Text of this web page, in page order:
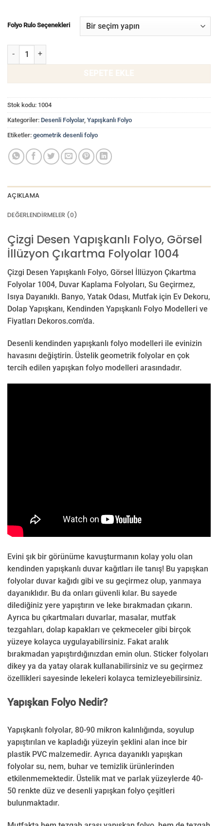
Folyo Rulo Seçenekleri
Çizgi Desen Yapışkanlı Folyo, Görsel İllüzyon Çıkartma Folyolar
Stok kodu: 1004
Kategoriler: Desenli Folyolar, Yapışkanlı Folyo
Etiketler: geometrik desenli folyo
AÇIKLAMA
DEĞERLENDIRMELER (0)
Çizgi Desen Yapışkanlı Folyo, Görsel
İllüzyon Çıkartma Folyolar 1004
Çizgi Desen Yapışkanlı Folyo, Görsel İllüzyon Çıkartma
Folyolar 1004, Duvar Kaplama Folyoları, Su Geçirmez,
Isıya Dayanıklı. Banyo, Yatak Odası, Mutfak için Ev Dekoru,
Dolap Yapışkanı, Kendinden Yapışkanlı Folyo Modelleri ve
Fiyatları Dekoros.com’da.
Desenli kendinden yapışkanlı folyo modelleri ile evinizin
havasını değiştirin. Üstelik geometrik folyolar en çok
tercih edilen yapışkan folyo modelleri arasındadır.
Evini şık bir görünüme kavuşturmanın kolay yolu olan
kendinden yapışkanlı duvar kağıtları ile tanış! Bu yapışkan
folyolar duvar kağıdı gibi ve su geçirmez olup, yanmaya
dayanıklıdır. Bu da onları güvenli kılar. Bu sayede
dilediğiniz yere yapıştırın ve leke bırakmadan çıkarın.
Ayrıca bu çıkartmaları duvarlar, masalar, mutfak
tezgahları, dolap kapakları ve çekmeceler gibi birçok
yüzeye kolayca uygulayabilirsiniz. Fakat aralık
bırakmadan yapıştırdığınızdan emin olun. Sticker folyoları
dikey ya da yatay olarak kullanabilirsiniz ve su geçirmez
özellikleri sayesinde lekeleri kolayca temizleyebilirsiniz.
Yapışkan Folyo Nedir?
Yapışkanlı folyolar, 80-90 mikron kalınlığında, soyulup
yapıştırılan ve kapladığı yüzeyin şeklini alan ince bir
plastik PVC malzemedir. Ayrıca dayanıklı yapışkan
folyolar su, nem, buhar ve temizlik ürünlerinden
etkilenmemektedir. Üstelik mat ve parlak yüzeylerde 40-
50 renkte düz ve desenli yapışkan folyo çeşitleri
bulunmaktadır.